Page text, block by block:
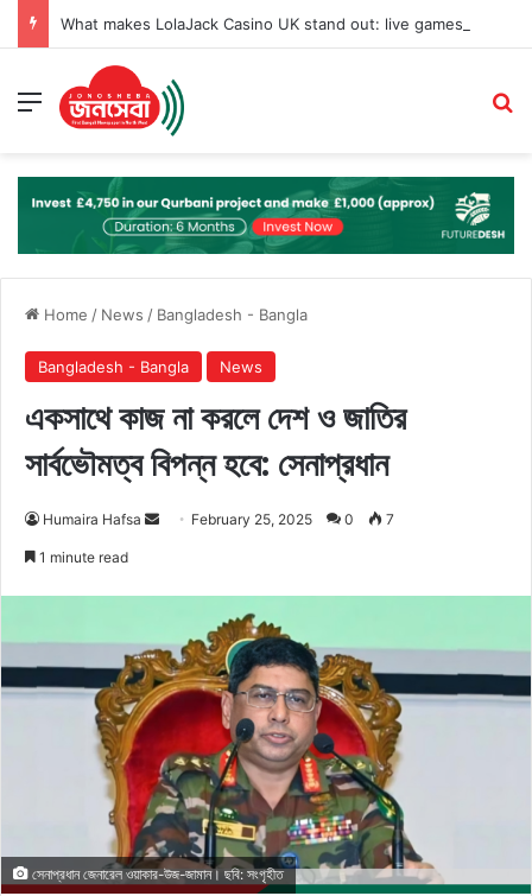
Menu
Home / News / Bangladesh - Bangla
Bangladesh - Bangla News
একসাথে কাজ না করলে দেশ ও জাতির
সার্বভৌমত্ব বিপন্ন হবে: সেনাপ্রধান
Humaira Hafsa
Send February 25, 2025 0 7
1 minute read
সেনাপ্রধান জেনারেল ওয়াকার-উজ-জামান। ছবি: সংগৃহীত